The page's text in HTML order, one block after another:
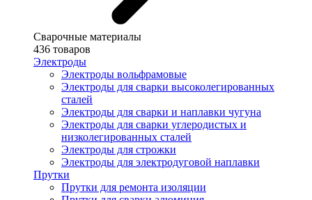
Сварочные материалы
436 товаров
Электроды
Электроды вольфрамовые
Электроды для сварки высоколегированных
сталей
Электроды для сварки и наплавки чугуна
Электроды для сварки углеродистых и
низколегированных сталей
Электроды для строжки
Электроды для электродуговой наплавки
Прутки
Прутки для ремонта изоляции